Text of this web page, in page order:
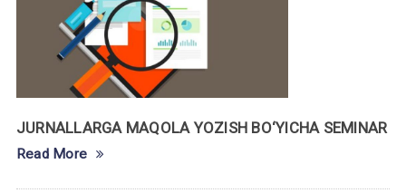
JURNALLARGA MAQOLA YOZISH BO‘YICHA SEMINAR
Read More